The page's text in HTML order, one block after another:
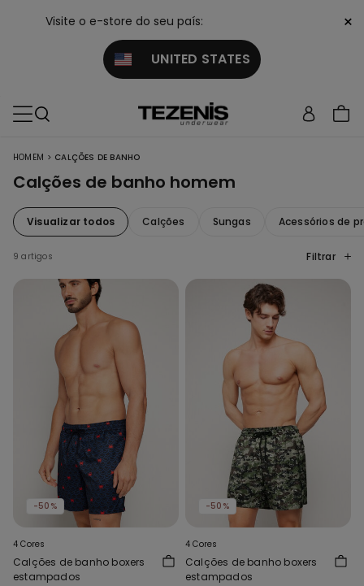
Visite o e-store do seu país:
UNITED STATES
×
HOMEM > CALÇÕES DE BANHO
Calções de banho homem
Visualizar todos Calções Sungas Acessórios de
9 artigos Filtrar
-50%
4 Cores
Calções de banho boxers
estampados
-50%
4 Cores
Calções de banho boxers
estampados